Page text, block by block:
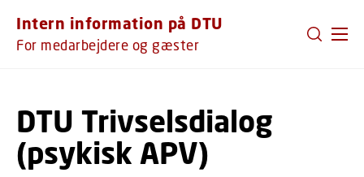
Intern information på DTU
For medarbejdere og gæster
DTU Trivselsdialog
(psykisk APV)